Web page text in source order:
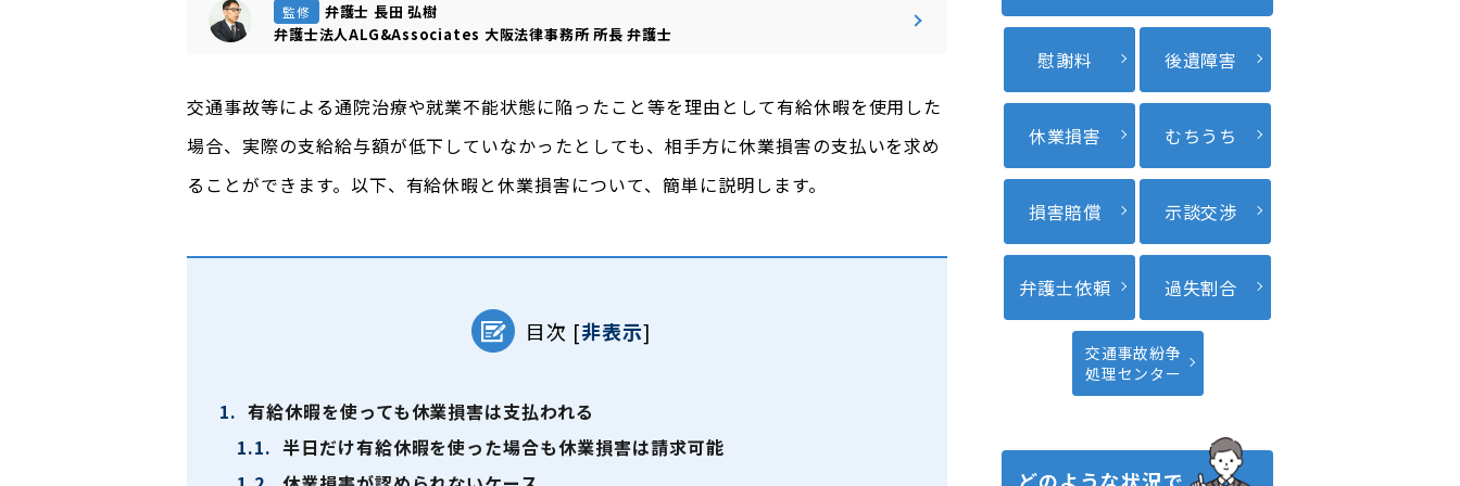
監修
弁護士 長田 弘樹
弁護士法人ALG&Associates 大阪法律事務所所長 弁護士
交通事故等による通院治療や就業不能状態に陥ったこと等を理由として有給休暇を使用した
場合、実際の支給給与額が低下していなかったとしても、相手方に休業損害の支払いを求め
ることができます。以下、有給休暇と休業損害について、簡単に説明します。
目次 [非表示]
1. 有給休暇を使っても休業損害は支払われる
1.1. 半日だけ有給休暇を使った場合も休業損害は請求可能
慰謝料 後遺障害
休業損害 むちうち
損害賠償 示談交渉
弁護士依頼 過失割合
交通事故紛争
処理センター